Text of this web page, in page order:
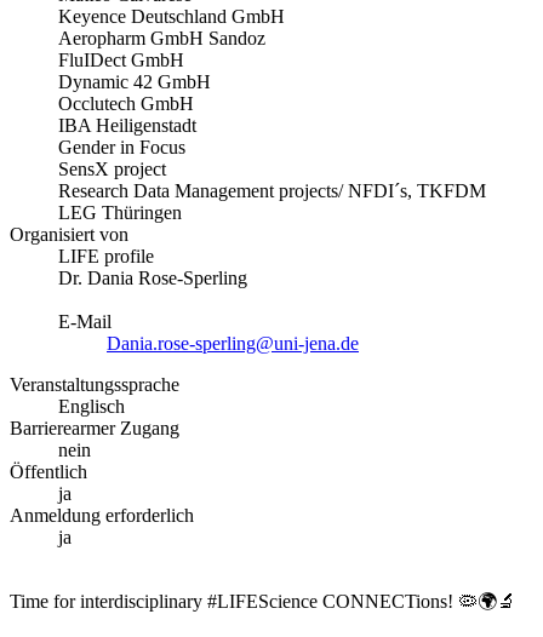
Keyence Deutschland GmbH
Aeropharm GmbH Sandoz
FluIDect GmbH
Dynamic 42 GmbH
Occlutech GmbH
IBA Heiligenstadt
Gender in Focus
SensX project
Research Data Management projects/ NFDI´s, TKFDM
LEG Thüringen
Organisiert von
LIFE profile
Dr. Dania Rose-Sperling
E-Mail
Dania.rose-sperling@uni-jena.de
Veranstaltungssprache
Englisch
Barrierearmer Zugang
nein
Öffentlich
ja
Anmeldung erforderlich
ja
Time for interdisciplinary #LIFEScience CONNECTions! 🦠🌍🔬